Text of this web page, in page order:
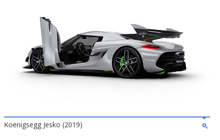
Koenigsegg Jesko (2019)